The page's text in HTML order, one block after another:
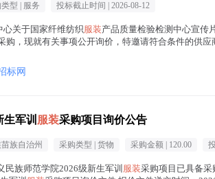
型 | 服务 投标截止时间 | 2026-08-12
心关于国家纤维纺织服装产品质量检验检测中心宣传
购，现就有关事项公开询价，特邀请符合条件的供
标网
军训 服装采购项目询价公告
族自治州 采购类型 | 货物 采购金额 | 120.00
民族师范学院2026级新生军训 服装采购项目已具备采